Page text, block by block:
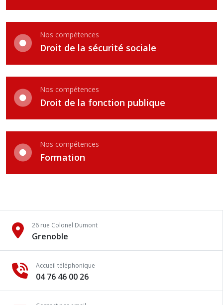
Nos compétences
Droit de la sécurité sociale
Nos compétences
Droit de la fonction publique
Nos compétences
Formation
26 rue Colonel Dumont
Grenoble
Accueil téléphonique
04 76 46 00 26